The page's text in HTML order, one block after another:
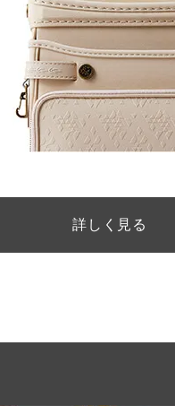
れも
ケット！
詳しく見る